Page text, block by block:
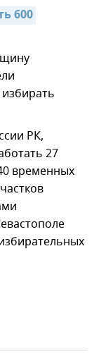
600
РК,
27
временных